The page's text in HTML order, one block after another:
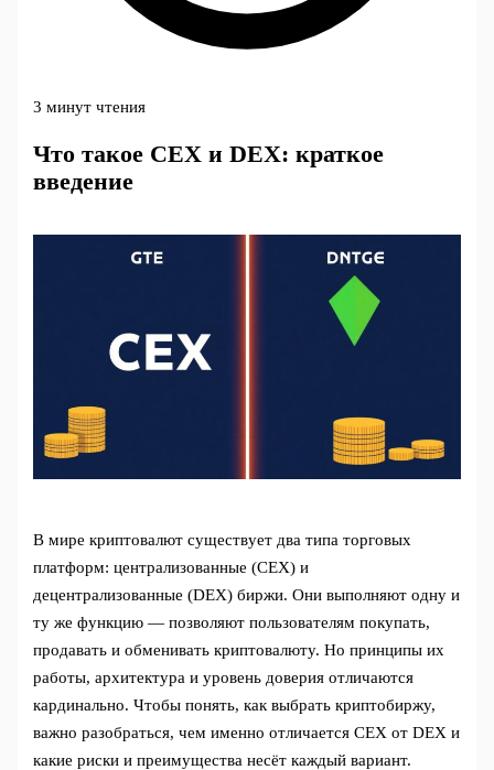
3 минут чтения
Что такое CEX и DEX: краткое
введение
В мире криптовалют существует два типа торговых
платформ: централизованные (CEX) и
децентрализованные (DEX) биржи. Они выполняют одну и
ту же функцию — позволяют пользователям покупать,
продавать и обменивать криптовалюту. Но принципы их
работы, архитектура и уровень доверия отличаются
кардинально. Чтобы понять, как выбрать криптобиржу,
важно разобраться, чем именно отличается CEX от DEX и
какие риски и преимущества несёт каждый вариант.